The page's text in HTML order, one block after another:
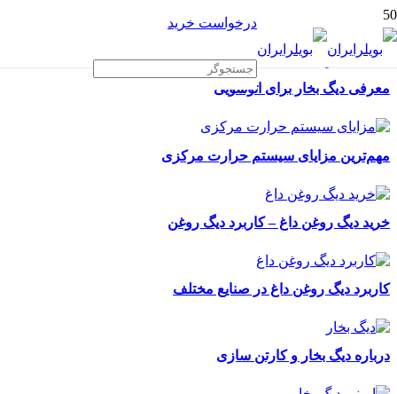
درخواست خرید
معرفی دیگ بخار برای اتوشویی
مهم‌ترین مزایای سیستم حرارت مرکزی
خرید دیگ روغن داغ – کاربرد دیگ روغن
کاربرد دیگ روغن داغ در صنایع مختلف
درباره دیگ بخار و کارتن سازی